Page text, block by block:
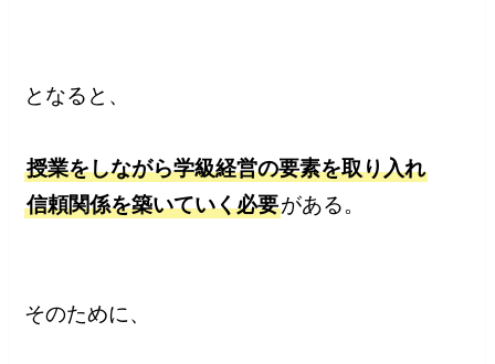
となると、
授業をしながら学級経営の要素を取り入れ
信頼関係を築いていく必要がある。
そのために、